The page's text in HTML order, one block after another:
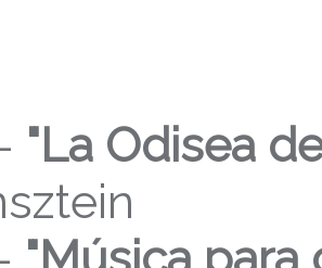
"La Odisea